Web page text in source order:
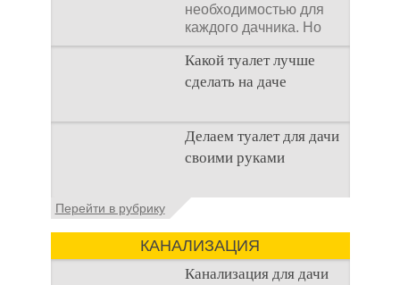
необходимостью для
каждого дачника. Но
многие люди думают,
что
Какой туалет лучше
сделать на даче
Когда люди долгое
время прибывают на
дачном участке, то им
подстраивать все
Делаем туалет для дачи
своими руками
Туалеты для дачи – это
начинается
благоустройство
дачного участка,
Перейти в рубрику
КАНАЛИЗАЦИЯ
Канализация для дачи